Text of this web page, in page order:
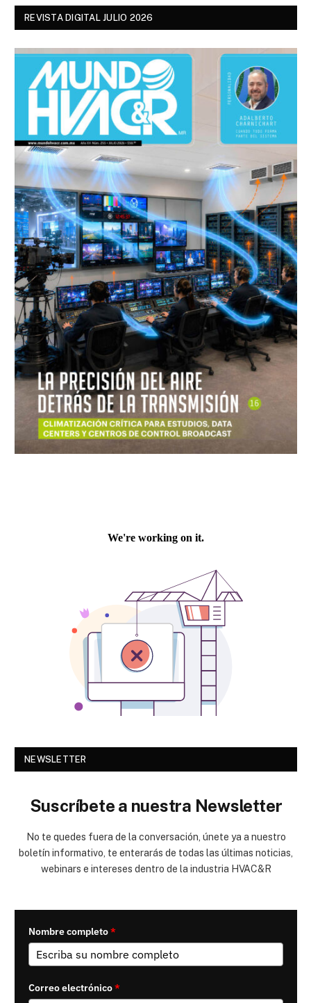
REVISTA DIGITAL JULIO 2026
NEWSLETTER
Suscríbete a nuestra Newsletter
No te quedes fuera de la conversación, únete ya a nuestro
boletín informativo, te enterarás de todas las últimas noticias,
webinars e intereses dentro de la industria HVAC&R
Nombre completo*
Correo electrónico*